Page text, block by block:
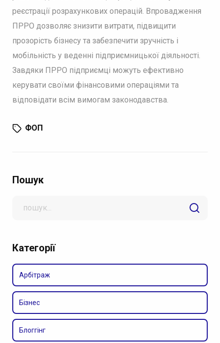
реєстрації розрахункових операцій. Впровадження
ПРРО дозволяє знизити витрати, підвищити
прозорість бізнесу та забезпечити зручність і
мобільність у веденні підприємницької діяльності.
Завдяки ПРРО підприємці можуть ефективно
керувати своїми фінансовими операціями та
відповідати всім вимогам законодавства.
ФОП
Пошук
Категорії
Арбітраж
Бізнес
Блоггінг